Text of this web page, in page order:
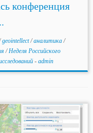
конференция
geointellect/аналитика/
/Неделя Российского
- admin